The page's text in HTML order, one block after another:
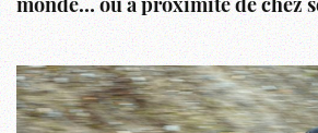
monde… ou à proximité de chez